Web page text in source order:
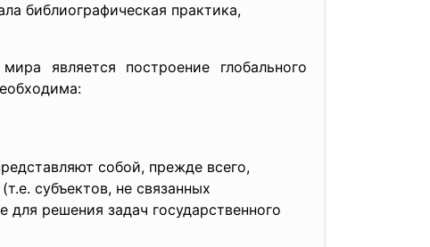
библиографическая практика,
является построение глобального
собой, прежде всего,
субъектов, не связанных
решения задач государственного